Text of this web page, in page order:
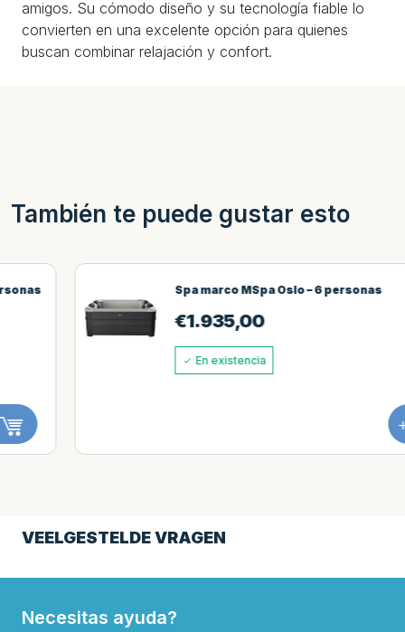
amigos. Su cómodo diseño y su tecnología fiable lo
convierten en una excelente opción para quienes
buscan combinar relajación y confort.
También te puede gustar esto
Spa marco MSpa Oslo – 6 personas
€ 1.935,00
En existencia
VEELGESTELDE VRAGEN
Necesitas ayuda?